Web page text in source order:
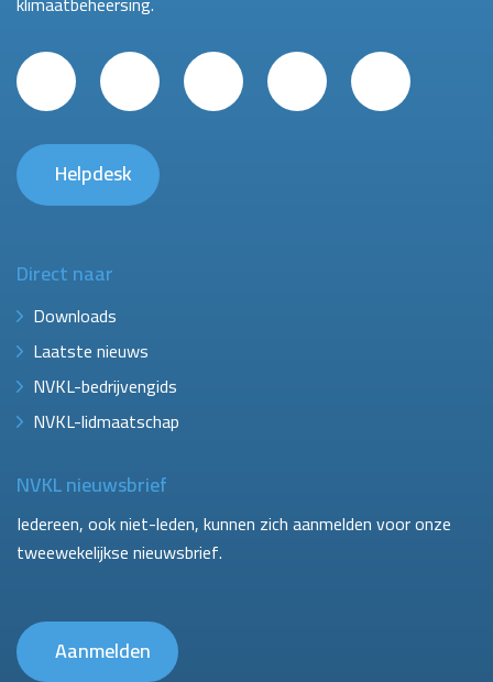
Helpdesk
Direct naar
Downloads
Laatste nieuws
NVKL-bedrijvengids
NVKL-lidmaatschap
NVKL nieuwsbrief
Iedereen, ook niet-leden, kunnen zich aanmelden voor onze
tweewekelijkse nieuwsbrief.
Aanmelden